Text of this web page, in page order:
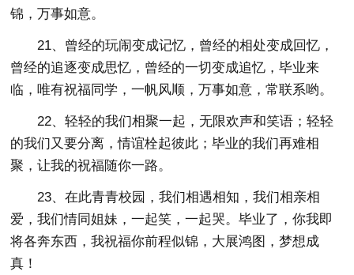
锦，万事如意。
21、曾经的玩闹变成记忆，曾经的相处变成回忆，
曾经的追逐变成思忆，曾经的一切变成追忆，毕业来
临，唯有祝福同学，一帆风顺，万事如意，常联系哟。
22、轻轻的我们相聚一起，无限欢声和笑语；轻轻
的我们又要分离，情谊栓起彼此；毕业的我们再难相
聚，让我的祝福随你一路。
23、在此青青校园，我们相遇相知，我们相亲相
爱，我们情同姐妹，一起笑，一起哭。毕业了，你我即
将各奔东西，我祝福你前程似锦，大展鸿图，梦想成
真！